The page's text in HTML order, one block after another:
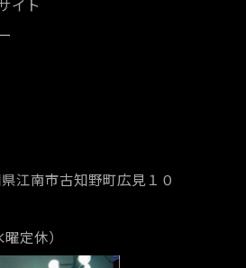
イト
江南市古知野町広見１０
定休）